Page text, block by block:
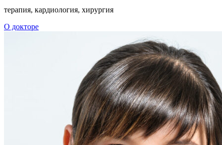
терапия, кардиология, хирургия
О докторе